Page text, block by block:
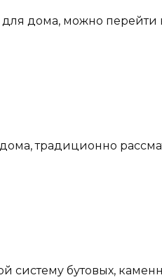
для дома, можно перейти
дома, традиционно
систему бутовых,